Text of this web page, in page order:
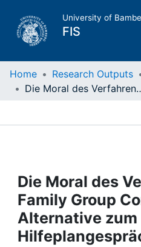
University of
FIS
Home
Projects
People
Institutions
Home Research Outputs
Die Moral des Verfahrens:
Die Moral des
Family Group
Alternative zum